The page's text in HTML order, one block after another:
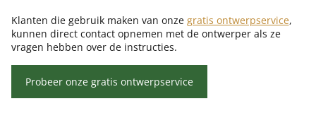
Klanten die gebruik maken van onze gratis ontwerpservice,
kunnen direct contact opnemen met de ontwerper als ze
vragen hebben over de instructies.
Probeer onze gratis ontwerpservice